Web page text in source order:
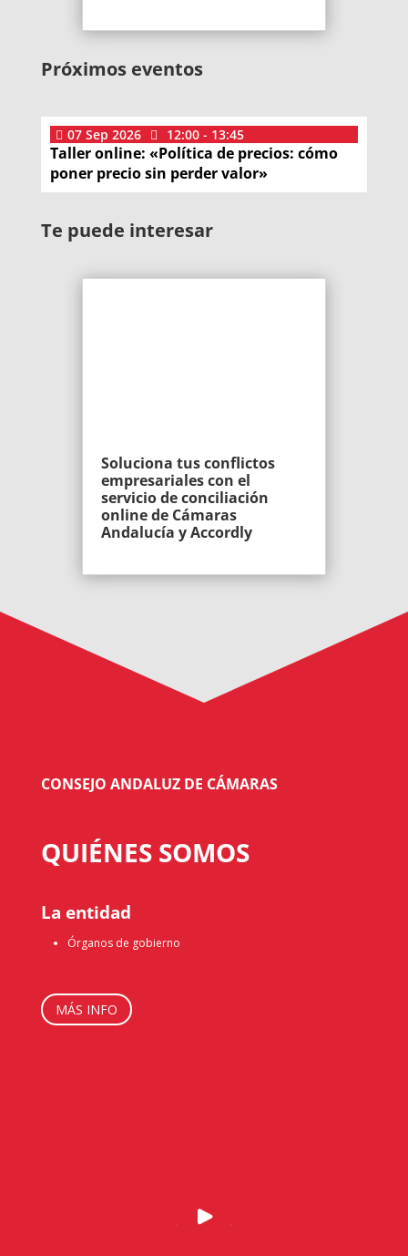
Próximos eventos
07 Sep 2026 12:00 - 13:45
Taller online: «Política de precios: cómo
poner precio sin perder valor»
Te puede interesar
Soluciona tus conflictos
empresariales con el
servicio de conciliación
online de Cámaras
Andalucía y Accordly
CONSEJO ANDALUZ DE CÁMARAS
QUIÉNES SOMOS
La entidad
Órganos de gobierno
MÁS INFO